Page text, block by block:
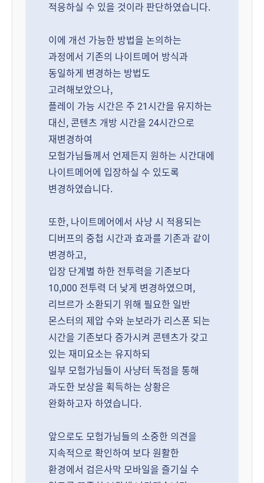
적응하실 수 있을 것이라 판단하였습니다.
이에 개선 가능한 방법을 논의하는
과정에서 기존의 나이트메어 방식과
동일하게 변경하는 방법도
고려해보았으나,
플레이 가능 시간은 주 21시간을 유지하는
대신, 콘텐츠 개방 시간을 24시간으로
재변경하여
모험가님들께서 언제든지 원하는 시간대에
나이트메어에 입장하실 수 있도록
변경하였습니다.
또한, 나이트메어에서 사냥 시 적용되는
디버프의 중첩 시간과 효과를 기존과 같이
변경하고,
입장 단계별 하한 전투력을 기존보다
10,000 전투력 더 낮게 변경하였으며,
리브르가 소환되기 위해 필요한 일반
몬스터의 제압 수와 눈보라가 리스폰 되는
시간을 기존보다 증가시켜 콘텐츠가 갖고
있는 재미요소는 유지하되
일부 모험가님들이 사냥터 독점을 통해
과도한 보상을 획득하는 상황은
완화하고자 하였습니다.
앞으로도 모험가님들의 소중한 의견을
지속적으로 확인하여 보다 원활한
환경에서 검은사막 모바일을 즐기실 수